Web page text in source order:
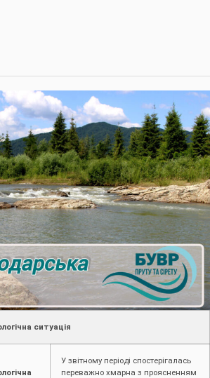
ситуація
У звітному періоді спостерігалась
переважно хмарна з проясненням